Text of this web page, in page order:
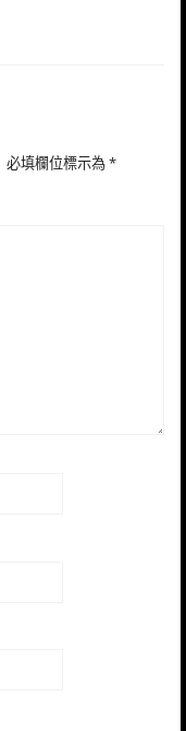
必填欄位標示為*